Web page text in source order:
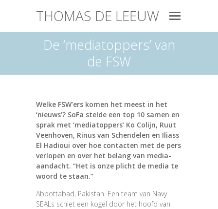
THOMAS DE LEEUW
De ‘mediatoppers’ van
de FSW
Welke FSW’ers komen het meest in het
‘nieuws’? SoFa stelde een top 10 samen en
sprak met ‘mediatoppers’ Ko Colijn, Ruut
Veenhoven, Rinus van Schendelen en Iliass
El Hadioui over hoe contacten met de pers
verlopen en over het belang van media-
aandacht. “Het is onze plicht de media te
woord te staan.”
Abbottabad, Pakistan. Een team van Navy
SEALs schiet een kogel door het hoofd van